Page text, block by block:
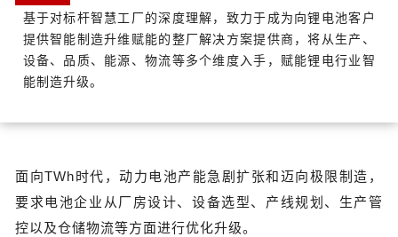
基于对标杆智慧工厂的深度理解，致力于成为向锂电池客户
提供智能制造升维赋能的整厂解决方案提供商，将从生产、
设备、品质、能源、物流等多个维度入手，赋能锂电行业智
能制造升级。
面向TWh时代，动力电池产能急剧扩张和迈向极限制造，
要求电池企业从厂房设计、设备选型、产线规划、生产管
控以及仓储物流等方面进行优化升级。